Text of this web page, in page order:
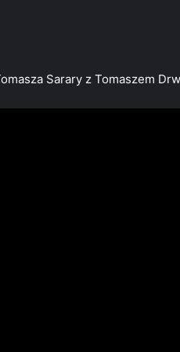
Sarary z Tomaszem